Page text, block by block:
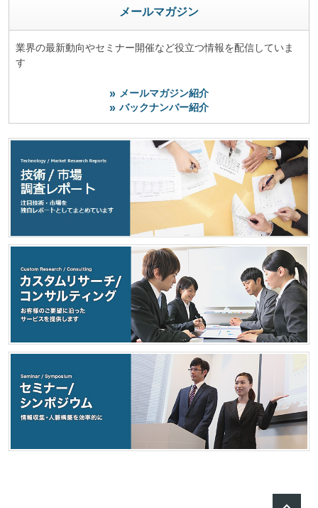
メールマガジン
業界の最新動向やセミナー開催など役立つ情報を配信していま
す
メールマガジン紹介
バックナンバー紹介